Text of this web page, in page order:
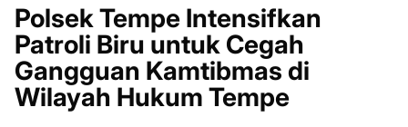
Polsek Tempe Intensifkan
Patroli Biru untuk Cegah
Gangguan Kamtibmas di
Wilayah Hukum Tempe